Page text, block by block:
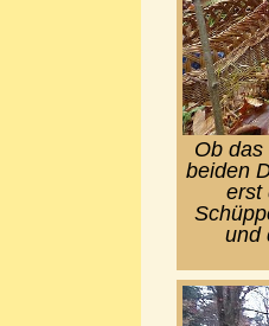
Ob
beiden
erst
und